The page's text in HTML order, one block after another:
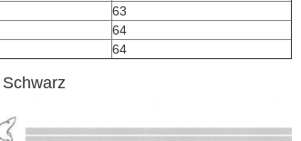
63
64
64